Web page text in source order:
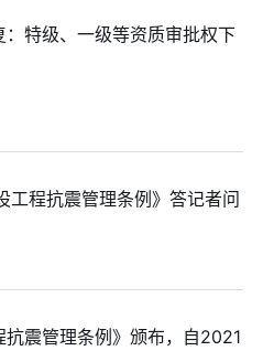
特级、一级等资质审批权下
工程抗震管理条例》答记者问
震管理条例》颁布，自2021